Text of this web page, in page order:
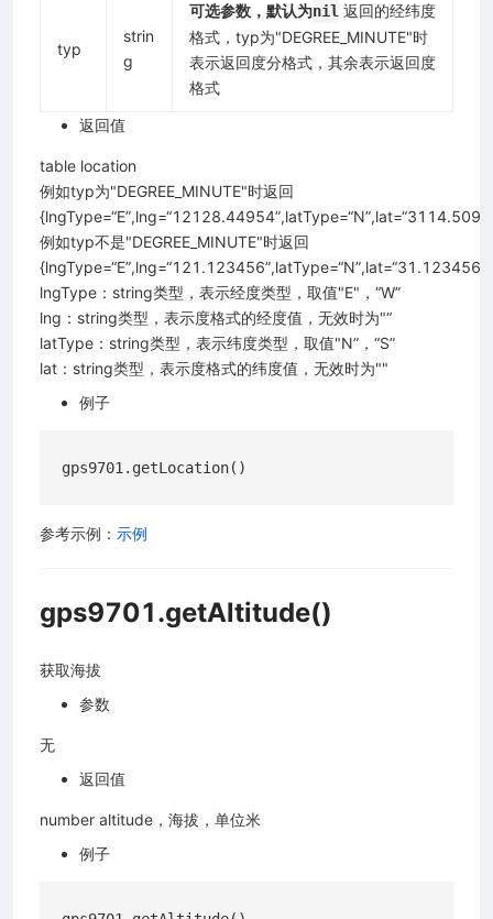
typ
strin
g
可选参数，默认为nil 返回的经纬度
格式，typ为"DEGREE_MINUTE"时
表示返回度分格式，其余表示返回度
格式
返回值
table location
例如typ为"DEGREE_MINUTE"时返回
例如typ不是"DEGREE_MINUTE"时返回
{lngType=“E”,lng=“121.123456”,latType=“N”,lat=“31.123456”}
lngType：string类型，表示经度类型，取值"E"，“W”
lng：string类型，表示度格式的经度值，无效时为"“
latType：string类型，表示纬度类型，取值"N”，“S”
lat：string类型，表示度格式的纬度值，无效时为""
例子
参考示例： 示例
gps9701.getAltitude()
获取海拔
参数
无
返回值
number altitude，海拔，单位米
例子
2026 上海合宙通信科技有限公司